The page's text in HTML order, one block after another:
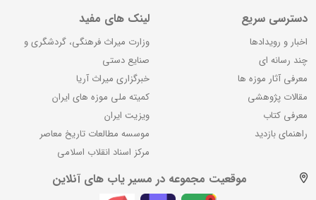
دسترسی سریع
اخبار و رویدادها
چند رسانه ای
معرفی آثار موزه ها
مقالات پژوهشی
معرفی کتاب
راهنمای بازدید
لینک های مفید
وزارت میراث فرهنگی، گردشگری و
صنایع دستی
خبرگزاری میراث آریا
کمیته ملی موزه های ایران
ویزیت ایران
موسسه مطالعات تاریخ معاصر
مرکز اسناد انقلاب اسلامی
موقعیت مجموعه در مسیر یاب های آنلاین